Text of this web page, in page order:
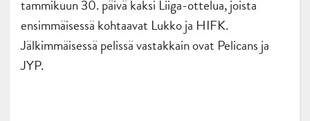
tammikuun 30. päivä kaksi Liiga-ottelua, joista
ensimmäisessä kohtaavat Lukko ja HIFK.
Jälkimmäisessä pelissä vastakkain ovat Pelicans ja
JYP.